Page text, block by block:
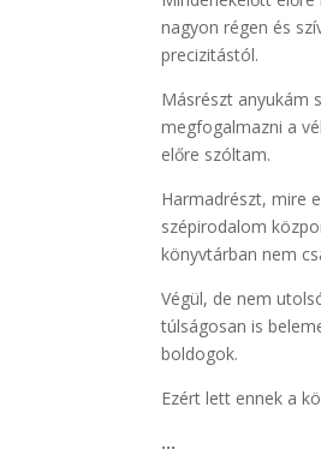
nagyon régen és
precizitástól.
Másrészt anyukám
megfogalmazni a
előre szóltam.
Harmadrészt, mire
szépirodalom
könyvtárban nem
Végül, de nem
túlságosan is
boldogok.
Ezért lett ennek a
…